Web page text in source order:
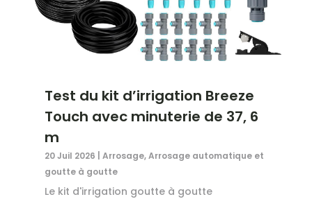
Test du kit d’irrigation Breeze
Touch avec minuterie de 37, 6
m
20 Juil 2026 Arrosage,Arrosage automatique et
goutte à goutte
Le kit d'irrigation goutte à goutte